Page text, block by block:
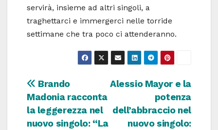
servirà, insieme ad altri singoli, a
traghettarci e immergerci nelle torride
settimane che tra poco ci attenderanno.
Navigazione
articoli
Alessio Mayor e la
potenza
dell’abbraccio nel
nuovo singolo:
Brando
Madonia racconta
la leggerezza nel
nuovo singolo: “La